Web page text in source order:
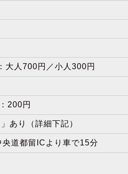
大人700円／小人300円
200円
あり（詳細下記）
道都留ICより車で15分